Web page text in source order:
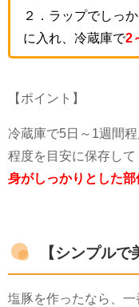
２．ラップでしっ
に入れ、冷蔵庫で2
【ポイント】
冷蔵庫で5日～ 1週間程
程度を目安に保存して
身がしっかりとした部
【シンプル
塩豚を作ったなら、